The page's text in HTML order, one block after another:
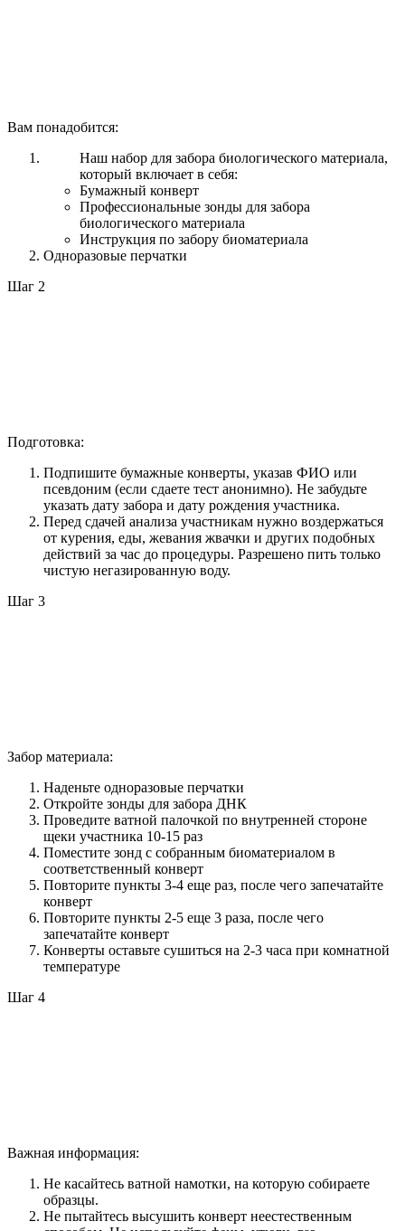
Вам понадобится:
Наш набор для забора биологического материала,
который включает в себя:
Бумажный конверт
Профессиональные зонды для забора
биологического материала
Инструкция по забору биоматериала
Одноразовые перчатки
Шаг 2
Подготовка:
Подпишите бумажные конверты, указав ФИО или
псевдоним (если сдаете тест анонимно). Не забудьте
указать дату забора и дату рождения участника.
Перед сдачей анализа участникам нужно воздержаться
от курения, еды, жевания жвачки и других подобных
действий за час до процедуры. Разрешено пить только
чистую негазированную воду.
Шаг 3
Забор материала:
Наденьте одноразовые перчатки
Откройте зонды для забора ДНК
Проведите ватной палочкой по внутренней стороне
щеки участника 10-15 раз
Поместите зонд с собранным биоматериалом в
соответственный конверт
Повторите пункты 3-4 еще раз, после чего запечатайте
конверт
Повторите пункты 2-5 еще 3 раза, после чего
запечатайте конверт
Конверты оставьте сушиться на 2-3 часа при комнатной
температуре
Шаг 4
Важная информация:
Не касайтесь ватной намотки, на которую собираете
образцы.
Не пытайтесь высушить конверт неестественным